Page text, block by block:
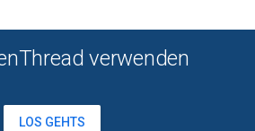
verwenden
LOS GEHTS